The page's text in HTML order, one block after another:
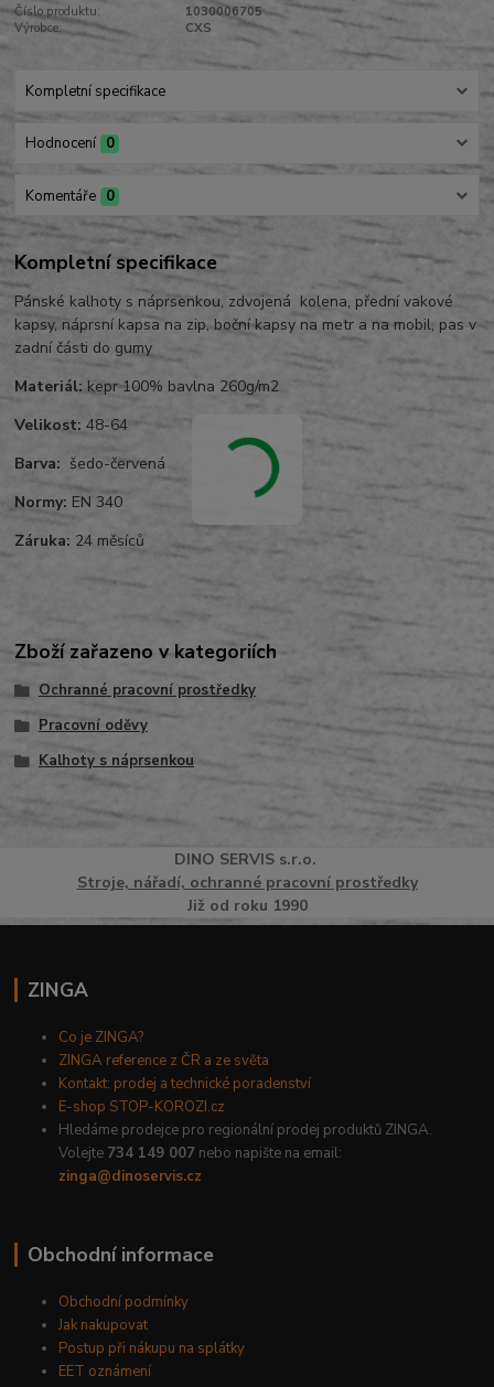
Číslo produktu:
1030006705
Výrobce:
CXS
Kompletní specifikace
Hodnocení 0
Komentáře 0
Kompletní specifikace
Pánské kalhoty s náprsenkou, zdvojená kolena, přední vakové
kapsy, náprsní kapsa na zip, boční kapsy na metr a na mobil, pas v
zadní části do gumy
Materiál: kepr 100% bavlna 260g/m2
Velikost: 48-64
Barva: šedo-červená
Normy: EN 340
Záruka: 24 měsíců
Zboží zařazeno v kategoriích
Ochranné pracovní prostředky
Pracovní oděvy
Kalhoty s náprsenkou
DINO SERVISs.r.o.
Stroje, nářadí, ochranné pracovní prostředky
Již od roku 1990
ZINGA
Co je ZINGA?
ZINGA reference z ČR a ze světa
Kontakt: prodej a technické poradenství
E-shop STOP-KOROZI.cz
Hledáme prodejce pro regionální prodej produktů ZINGA.
Volejte 734 149 007 nebo napište na email:
zinga@dinoservis.cz
Obchodní informace
Obchodní podmínky
Jak nakupovat
Postup při nákupu na splátky
EET oznámení